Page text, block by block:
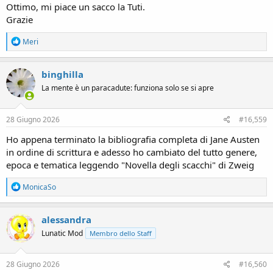
Ottimo, mi piace un sacco la Tuti.
Grazie
R
e
a
c
t
i
o
n
s
Meri
binghilla
La mente è un paracadute: funziona solo se si apre
28 Giugno 2026 #16,559
Ho appena terminato la bibliografia completa di Jane Austen
in ordine di scrittura e adesso ho cambiato del tutto genere,
epoca e tematica leggendo "Novella degli scacchi" di Zweig
R
e
a
c
t
i
o
n
s
MonicaSo
alessandra
Lunatic Mod Membro dello Staff
28 Giugno 2026 #16,560